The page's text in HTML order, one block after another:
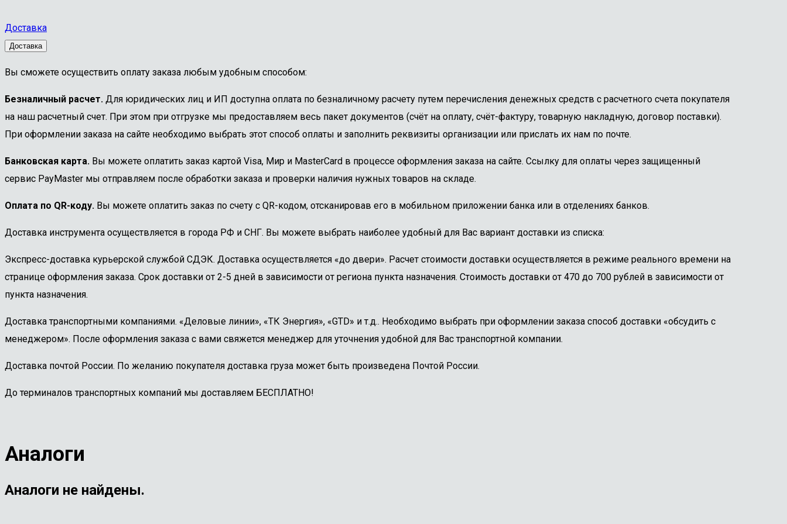
Доставка
Доставка
Вы сможете осуществить оплату заказа любым удобным способом:
Безналичный расчет. Для юридических лиц и ИП доступна оплата по безналичному расчету путем перечисления денежных средств с расчетного счета покупателя
на наш расчетный счет. При этом при отгрузке мы предоставляем весь пакет документов (счёт на оплату, счёт-фактуру, товарную накладную, договор поставки).
При оформлении заказа на сайте необходимо выбрать этот способ оплаты и заполнить реквизиты организации или прислать их нам по почте.
Банковская карта. Вы можете оплатить заказ картой Visa, Мир и MasterCard в процессе оформления заказа на сайте. Ссылку для оплаты через защищенный
сервис PayMaster мы отправляем после обработки заказа и проверки наличия нужных товаров на складе.
Оплата по QR-коду. Вы можете оплатить заказ по счету с QR-кодом, отсканировав его в мобильном приложении банка или в отделениях банков.
Доставка инструмента осуществляется в города РФ и СНГ. Вы можете выбрать наиболее удобный для Вас вариант доставки из списка:
Экспресс-доставка курьерской службой СДЭК. Доставка осуществляется «до двери». Расчет стоимости доставки осуществляется в режиме реального времени на
странице оформления заказа. Срок доставки от 2-5 дней в зависимости от региона пункта назначения. Стоимость доставки от 470 до 700 рублей в зависимости от
пункта назначения.
Доставка транспортными компаниями. «Деловые линии», «ТК Энергия», «GTD» и т.д.. Необходимо выбрать при оформлении заказа способ доставки «обсудить с
менеджером». После оформления заказа с вами свяжется менеджер для уточнения удобной для Вас транспортной компании.
Доставка почтой России. По желанию покупателя доставка груза может быть произведена Почтой России.
До терминалов транспортных компаний мы доставляем БЕСПЛАТНО!
Аналоги
Аналоги не найдены.